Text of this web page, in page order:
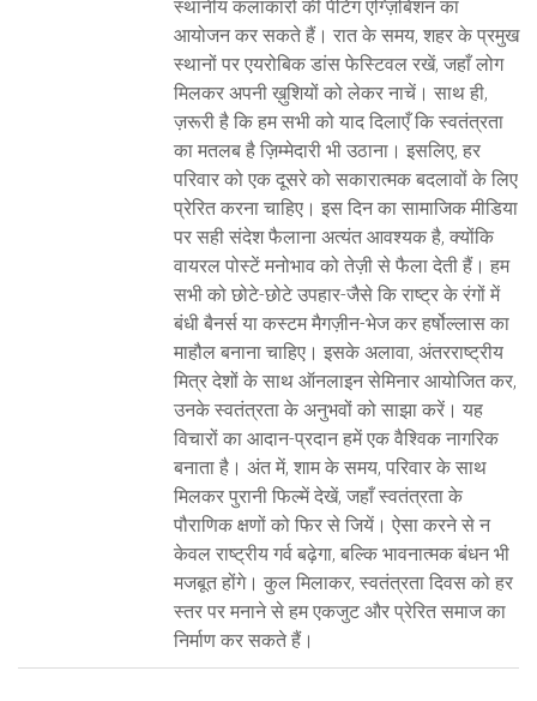
स्थानीय कलाकारों की पेंटिंग एग्ज़िबिशन का
आयोजन कर सकते हैं। रात के समय, शहर के प्रमुख
स्थानों पर एयरोबिक डांस फेस्टिवल रखें, जहाँ लोग
मिलकर अपनी ख़ुशियों को लेकर नाचें। साथ ही,
ज़रूरी है कि हम सभी को याद दिलाएँ कि स्वतंत्रता
का मतलब है ज़िम्मेदारी भी उठाना। इसलिए, हर
परिवार को एक दूसरे को सकारात्मक बदलावों के लिए
प्रेरित करना चाहिए। इस दिन का सामाजिक मीडिया
पर सही संदेश फैलाना अत्यंत आवश्यक है, क्योंकि
वायरल पोस्टें मनोभाव को तेज़ी से फैला देती हैं। हम
सभी को छोटे-छोटे उपहार-जैसे कि राष्ट्र के रंगों में
बंधी बैनर्स या कस्टम मैगज़ीन-भेज कर हर्षोल्लास का
माहौल बनाना चाहिए। इसके अलावा, अंतरराष्ट्रीय
मित्र देशों के साथ ऑनलाइन सेमिनार आयोजित कर,
उनके स्वतंत्रता के अनुभवों को साझा करें। यह
विचारों का आदान-प्रदान हमें एक वैश्विक नागरिक
बनाता है। अंत में, शाम के समय, परिवार के साथ
मिलकर पुरानी फिल्में देखें, जहाँ स्वतंत्रता के
पौराणिक क्षणों को फिर से जियें। ऐसा करने से न
केवल राष्ट्रीय गर्व बढ़ेगा, बल्कि भावनात्मक बंधन भी
मजबूत होंगे। कुल मिलाकर, स्वतंत्रता दिवस को हर
स्तर पर मनाने से हम एकजुट और प्रेरित समाज का
निर्माण कर सकते हैं।